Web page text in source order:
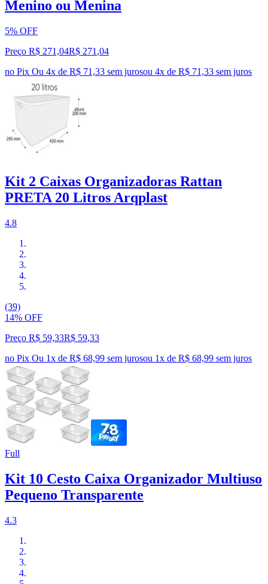
Menino ou Menina
5% OFF
Preço R$ 271,04R$ 271 ,04
no Pix Ou 4x de R$ 71,33 sem jurosou 4x de R$ 71,33 sem juros
Kit 2 Caixas Organizadoras Rattan
PRETA 20 Litros Arqplast
4.8
(39)
14% OFF
Preço R$ 59,33R$ 59,33
no Pix Ou 1x de R$ 68,99 sem jurosou 1x de R$ 68,99 sem juros
Full
Kit 10 Cesto Caixa Organizador Multiuso
Pequeno Transparente
4.3